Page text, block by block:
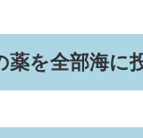
薬を全部海に